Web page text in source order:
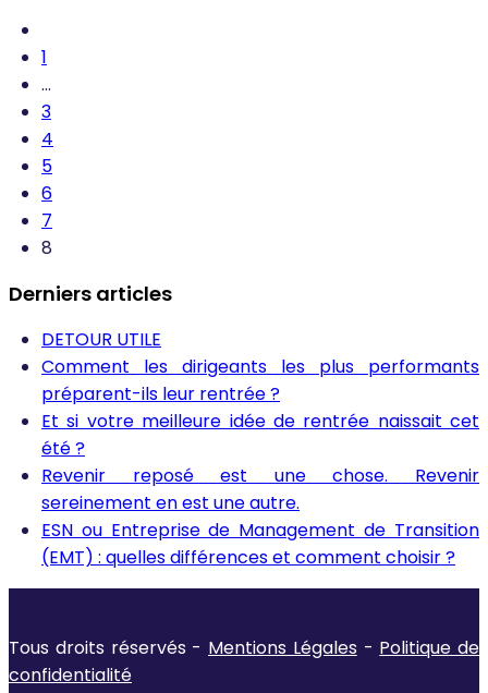
1
…
3
4
5
6
7
8
Derniers articles
DETOUR UTILE
Comment les dirigeants les plus performants
préparent-ils leur rentrée ?
Et si votre meilleure idée de rentrée naissait cet
été ?
Revenir reposé est une chose. Revenir
sereinement en est une autre.
ESN ou Entreprise de Management de Transition
(EMT) : quelles différences et comment choisir ?
Tous droits réservés - Mentions Légales - Politique de
confidentialité